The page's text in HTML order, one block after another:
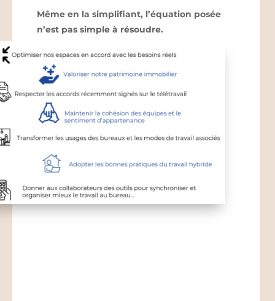
Même en la simplifiant, l’équation posée
n’est pas simple à résoudre.